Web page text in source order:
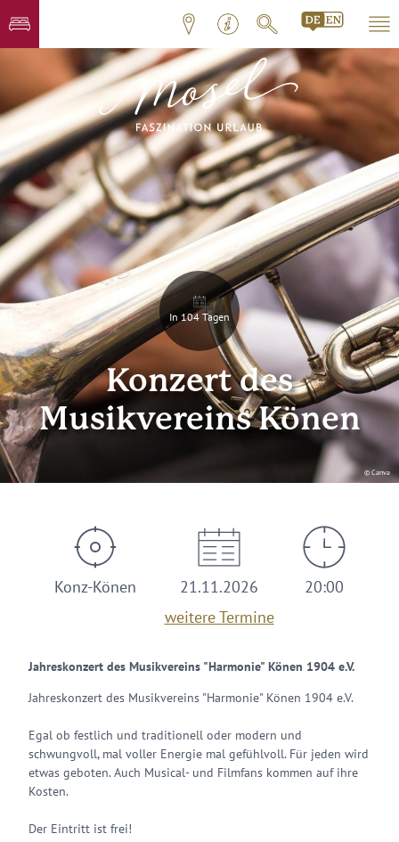
© Canva
In 104 Tagen
Konzert des
Musikvereins Könen
Konz-Könen
21.11.2026
weitere Termine
20:00
Jahreskonzert des Musikvereins "Harmonie" Könen 1904 e.V.
Jahreskonzert des Musikvereins "Harmonie" Könen 1904 e.V.
Egal ob festlich und traditionell oder modern und
schwungvoll, mal voller Energie mal gefühlvoll. Für jeden wird
etwas geboten. Auch Musical- und Filmfans kommen auf ihre
Kosten.
Der Eintritt ist frei!